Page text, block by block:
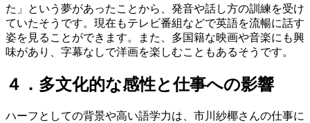
た」という夢があったことから、発音や話し方の訓練を受け
ていたそうです。現在もテレビ番組などで英語を流暢に話す
姿を見ることができます。また、多国籍な映画や音楽にも興
味があり、字幕なしで洋画を楽しむこともあるそうです。
４．多文化的な感性と仕事への影響
ハーフとしての背景や高い語学力は、市川紗椰さんの仕事に